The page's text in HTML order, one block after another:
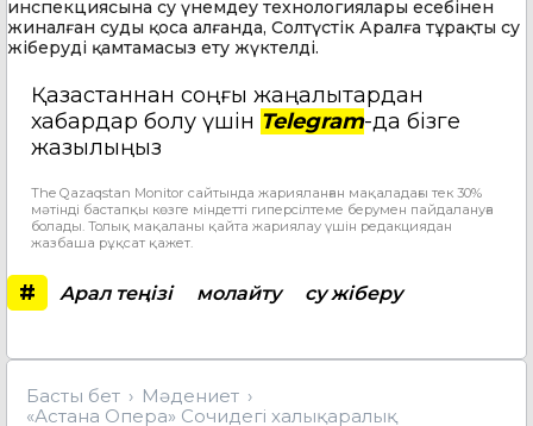
инспекциясына су үнемдеу технологиялары есебінен
жиналған суды қоса алғанда, Солтүстік Аралға тұрақты су
жіберуді қамтамасыз ету жүктелді.
Қазақстаннан соңғы жаңалықтардан
хабардар болу үшін Telegram-да бізге
жазылыңыз
The Qazaqstan Monitor сайтында жарияланған мақаладағы тек 30%
мәтінді бастапқы көзге міндетті гиперсілтеме берумен пайдалануға
болады. Толық мақаланы қайта жариялау үшін редакциядан
жазбаша рұқсат қажет.
# Арал теңізі молайту су жіберу
Басты бет
Мәдениет
«Астана Опера» Сочидегі халықаралық